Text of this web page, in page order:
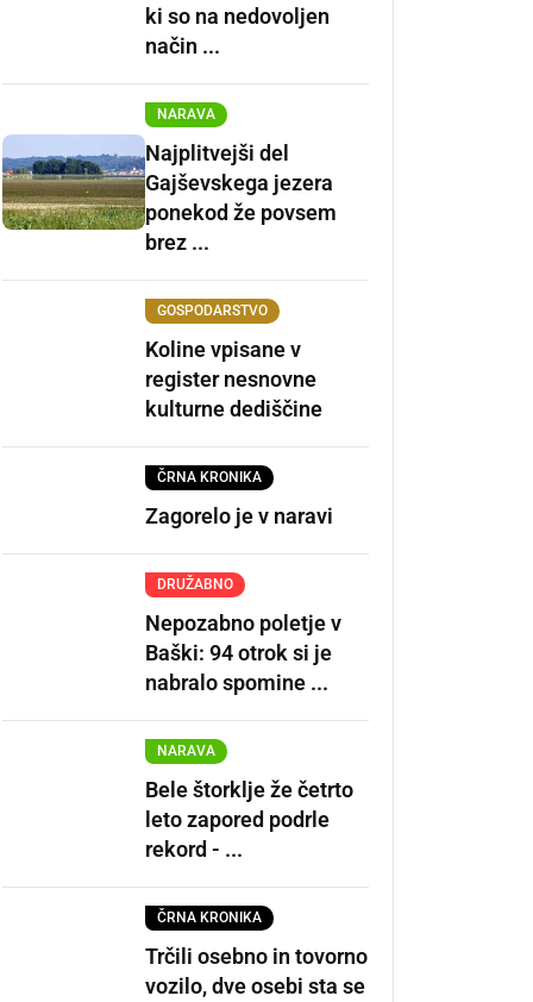
ki so na nedovoljen
način ...
NARAVA
Najplitvejši del
Gajševskega jezera
ponekod že povsem
brez ...
GOSPODARSTVO
Koline vpisane v
register nesnovne
kulturne dediščine
ČRNA KRONIKA
Zagorelo je v naravi
DRUŽABNO
Nepozabno poletje v
Baški: 94 otrok si je
nabralo spomine ...
NARAVA
Bele štorklje že četrto
leto zapored podrle
rekord - ...
ČRNA KRONIKA
Trčili osebno in tovorno
vozilo, dve osebi sta se